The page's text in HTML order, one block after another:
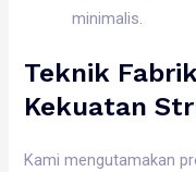
minimalis.
Teknik
Kekuatan
Kami mengutamakan